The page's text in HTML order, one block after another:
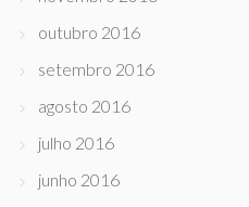
outubro 2016
setembro 2016
agosto 2016
julho 2016
junho 2016